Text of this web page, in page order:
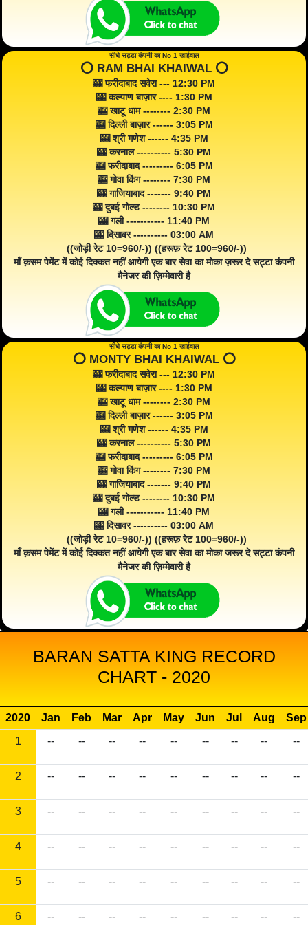
सीधे सट्टा कंपनी का No 1 खाईवाल
⭕️ RAM BHAI KHAIWAL ⭕️
🎰 फरीदाबाद सवेरा --- 12:30 PM
🎰 कल्याण बाज़ार ---- 1:30 PM
🎰 खाटू धाम -------- 2:30 PM
🎰 दिल्ली बाज़ार ------ 3:05 PM
🎰 श्री गणेश ------ 4:35 PM
🎰 करनाल ---------- 5:30 PM
🎰 फरीदाबाद --------- 6:05 PM
🎰 गोवा किंग -------- 7:30 PM
🎰 गाजियाबाद ------- 9:40 PM
🎰 दुबई गोल्ड -------- 10:30 PM
🎰 गली ----------- 11:40 PM
🎰 दिसावर ---------- 03:00 AM
((जोड़ी रेट 10=960/-)) ((हरूफ़ रेट 100=960/-))
माँ क़सम पेमेंट में कोई दिक्कत नहीं आयेगी एक बार सेवा का मोका ज़रूर दे सट्टा कंपनी
मैनेजर की ज़िम्मेवारी है
सीधे सट्टा कंपनी का No 1 खाईवाल
⭕️ MONTY BHAI KHAIWAL ⭕️
🎰 फरीदाबाद सवेरा --- 12:30 PM
🎰 कल्याण बाज़ार ---- 1:30 PM
🎰 खाटू धाम -------- 2:30 PM
🎰 दिल्ली बाज़ार ------ 3:05 PM
🎰 श्री गणेश ------ 4:35 PM
🎰 करनाल ---------- 5:30 PM
🎰 फरीदाबाद --------- 6:05 PM
🎰 गोवा किंग -------- 7:30 PM
🎰 गाजियाबाद ------- 9:40 PM
🎰 दुबई गोल्ड -------- 10:30 PM
🎰 गली ----------- 11:40 PM
🎰 दिसावर ---------- 03:00 AM
((जोड़ी रेट 10=960/-)) ((हरूफ़ रेट 100=960/-))
माँ क़सम पेमेंट में कोई दिक्कत नहीं आयेगी एक बार सेवा का मोका जरूर दे सट्टा कंपनी
मैनेजर की ज़िम्मेवारी है
BARAN SATTA KING RECORD
CHART - 2020
2020 Jan Feb Mar Apr May Jun Jul Aug
Sep
1
-- -- -- -- -- -- -- -- --
2 -- -- -- -- -- -- -- -- --
3 -- -- -- -- -- -- -- -- --
4 -- -- -- -- -- -- -- -- --
5 -- -- -- -- -- -- -- -- --
6 -- -- -- -- -- -- -- -- --